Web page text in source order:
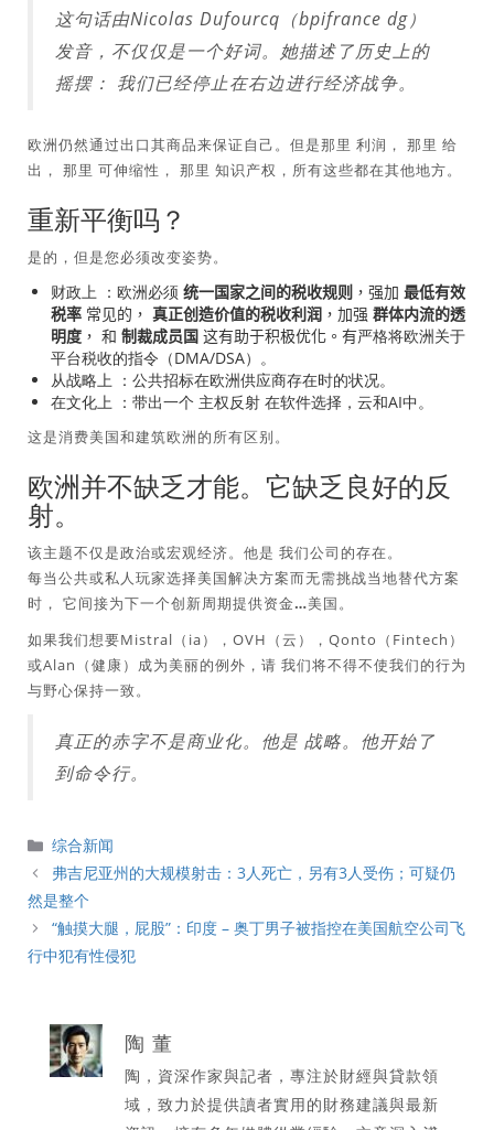
这句话由Nicolas Dufourcq（bpifrance dg）
发音，不仅仅是一个好词。她描述了历史上的
摇摆： 我们已经停止在右边进行经济战争。
欧洲仍然通过出口其商品来保证自己。但是那里 利润 ， 那里 给
出 ， 那里 可伸缩性 ， 那里 知识产权 ，所有这些都在其他地方。
重新平衡吗？
是的，但是您必须改变姿势。
财政上 ：欧洲必须 统一国家之间的税收规则 ，强加 最低有效
税率 常见的， 真正创造价值的税收利润 ，加强 群体内流的透
明度 ， 和 制裁成员国 这有助于积极优化。有严格将欧洲关于
平台税收的指令（DMA/DSA）。
从战略上 ：公共招标在欧洲供应商存在时的状况。
在文化上 ：带出一个 主权反射 在软件选择，云和AI中。
这是消费美国和建筑欧洲的所有区别。
欧洲并不缺乏才能。它缺乏良好的反
射。
该主题不仅是政治或宏观经济。他是 我们公司的存在。
每当公共或私人玩家选择美国解决方案而无需挑战当地替代方案
时， 它间接为下一个创新周期提供资金…美国。
如果我们想要Mistral（ia），OVH（云），Qonto（Fintech）
或Alan（健康）成为美丽的例外，请 我们将不得不使我们的行为
与野心保持一致。
真正的赤字不是商业化。他是 战略。他开始了
到命令行。
分
類
综合新闻
弗吉尼亚州的大规模射击：3人死亡，另有3人受伤；可疑仍
然是整个
“触摸大腿，屁股”：印度 – 奥丁男子被指控在美国航空公司飞
行中犯有性侵犯
陶 董
陶，資深作家與記者，專注於財經與貸款領
域，致力於提供讀者實用的財務建議與最新